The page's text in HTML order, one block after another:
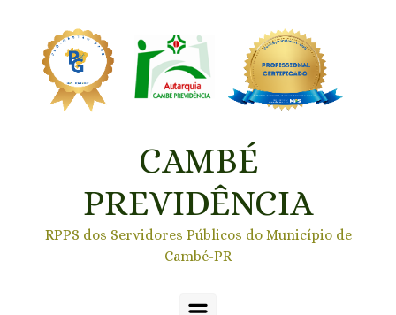
CAMBÉ
PREVIDÊNCIA
RPPS dos Servidores Públicos do Município de
Cambé-PR